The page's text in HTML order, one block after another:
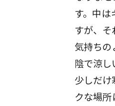
す。中
すが、
気持ち
陰で涼
少しだ
クな場